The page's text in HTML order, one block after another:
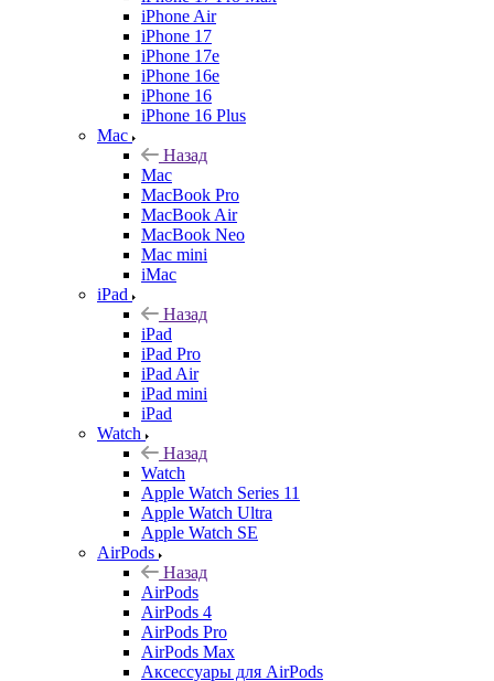
iPhone Air
iPhone 17
iPhone 17e
iPhone 16e
iPhone 16
iPhone 16 Plus
Mac
Назад
Mac
MacBook Pro
MacBook Air
MacBook Neo
Mac mini
iMac
iPad
Назад
iPad
iPad Pro
iPad Air
iPad mini
iPad
Watch
Назад
Watch
Apple Watch Series 11
Apple Watch Ultra
Apple Watch SE
AirPods
Назад
AirPods
AirPods 4
AirPods Pro
AirPods Max
Аксессуары для AirPods